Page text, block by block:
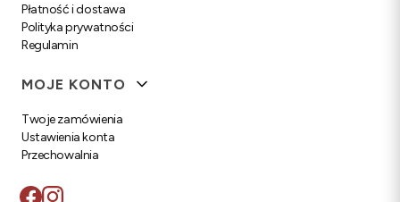
Płatność i dostawa
Polityka prywatności
Regulamin
MOJE KONTO
Twoje zamówienia
Ustawienia konta
Przechowalnia